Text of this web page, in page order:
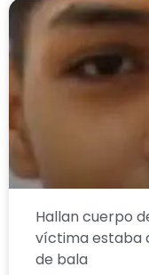
Hallan cuerpo
víctima estaba
de bala